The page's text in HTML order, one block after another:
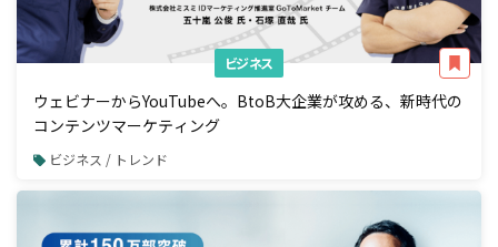
ビジネス
ウェビナーからYouTubeへ。BtoB大企業が攻める、新時代の
コンテンツマーケティング
ビジネス / トレンド